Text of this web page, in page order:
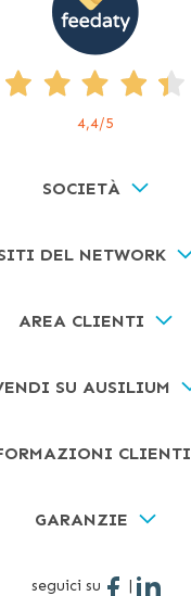
4,4/5
SOCIETÀ
DEL NETWORK
AREA CLIENTI
SU AUSILIUM
CLIENTI
GARANZIE
seguici su |